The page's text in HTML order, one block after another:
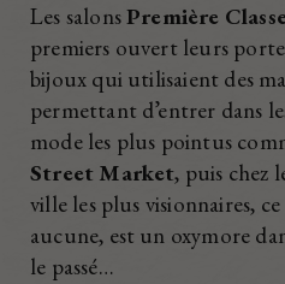
Les salonsPremière
premiers ouvert leurs
bijoux qui utilisaient des
permettant d’entrer dans
mode les plus pointus
Street Market, puis chez
ville les plus visionnaires,
aucune, est un oxymore
le passé…